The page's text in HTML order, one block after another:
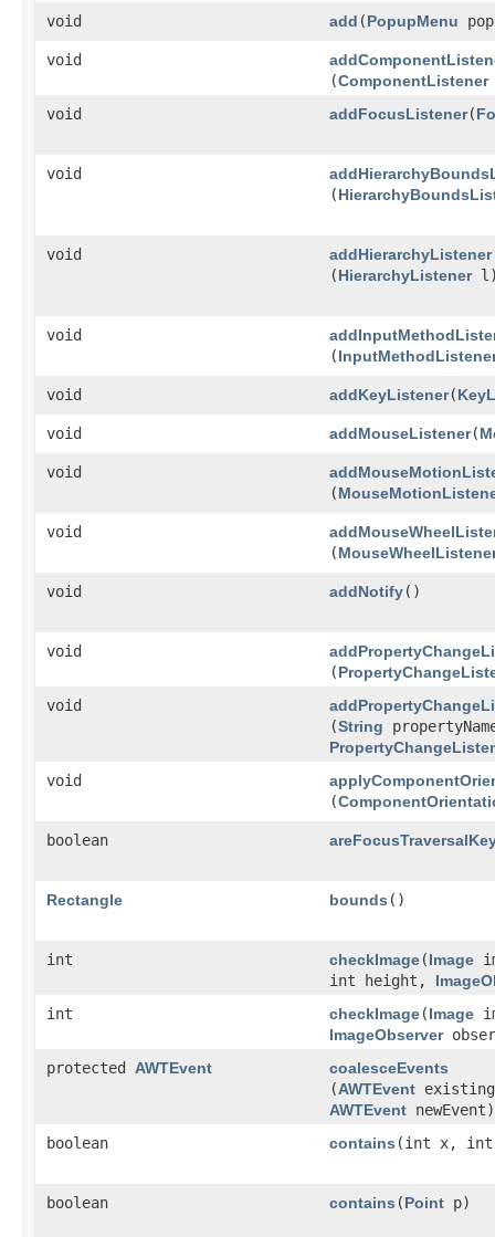
void add ​(PopupMenu
void
(ComponentListener
void
addFocusListener​(
void
(
void addHierarchyListener
(HierarchyListener
void
(
void addKeyListener​(
void addMouseListener​(
void
(
void
(
void addNotify()
void
(
void
(String
void
(
boolean
Rectangle bounds ()
int checkImage​(Image
int height,
int
checkImage​(Image
ImageObserver
protected AWTEvent coalesceEvents
(AWTEvent
AWTEvent newEvent)
boolean
contains ​(int x,
boolean contains ​(Point p)